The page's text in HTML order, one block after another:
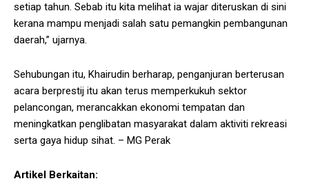
setiap tahun. Sebab itu kita melihat ia wajar diteruskan di sini
kerana mampu menjadi salah satu pemangkin pembangunan
daerah,” ujarnya.
Sehubungan itu, Khairudin berharap, penganjuran berterusan
acara berprestij itu akan terus memperkukuh sektor
pelancongan, merancakkan ekonomi tempatan dan
meningkatkan penglibatan masyarakat dalam aktiviti rekreasi
serta gaya hidup sihat. – MG Perak
Artikel Berkaitan: